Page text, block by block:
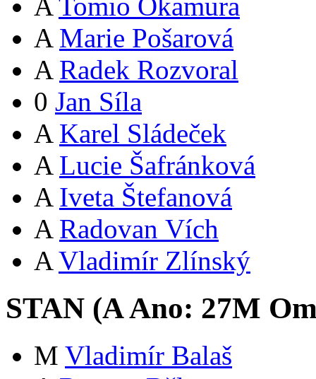
A Tomio Okamura
A Marie Pošarová
A Radek Rozvoral
0 Jan Síla
A Karel Sládeček
A Lucie Šafránková
A Iveta Štefanová
A Radovan Vích
A Vladimír Zlínský
STAN (AAno: 27M
M Vladimír Balaš